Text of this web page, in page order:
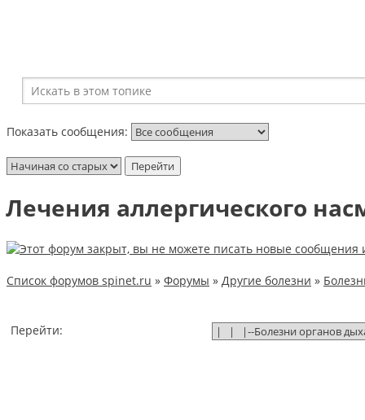
Показать сообщения:
Лечения аллергического
Список форумов spinet.ru » Форумы » Другие болезни »
Перейти: